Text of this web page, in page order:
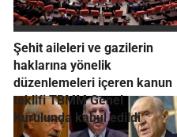
Şehit aileleri ve gazilerin
haklarına yönelik
düzenlemeleri içeren kanun
teklifi TBMM Genel
Kurulunda kabul edildi